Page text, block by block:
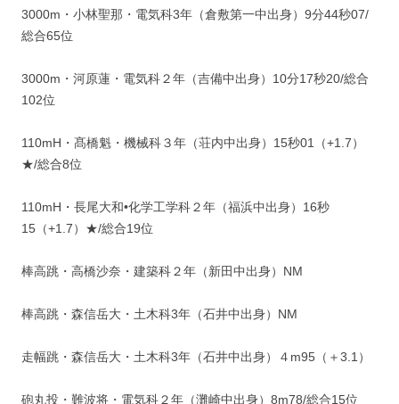
3000m・小林聖那・電気科3年（倉敷第一中出身）9分44秒07/
総合65位
3000m・河原蓮・電気科２年（吉備中出身）10分17秒20/総合
102位
110mH・髙橋魁・機械科３年（荘内中出身）15秒01（+1.7）
★/総合8位
110mH・長尾大和•化学工学科２年（福浜中出身）16秒
15（+1.7）★/総合19位
棒高跳・高橋沙奈・建築科２年（新田中出身）NM
棒高跳・森信岳大・土木科3年（石井中出身）NM
走幅跳・森信岳大・土木科3年（石井中出身）４m95（＋3.1）
砲丸投・難波将・電気科２年（灘崎中出身）8m78/総合15位